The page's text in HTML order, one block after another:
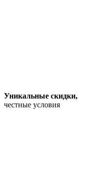
Уникальные скидки,
честные условия